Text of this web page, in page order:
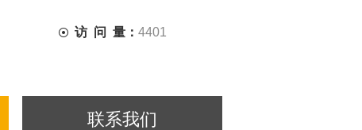
访 问 量：4401
联系我们